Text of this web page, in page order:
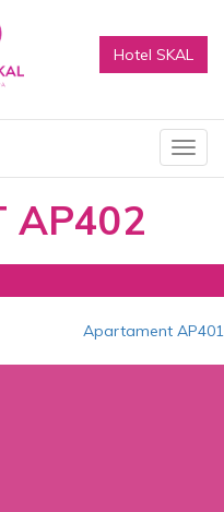
Hotel SKAL
menu
AP402
Apartament AP401